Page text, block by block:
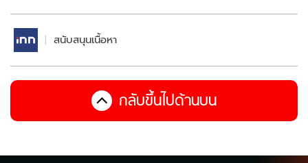
สนับสนุนเนื้อหา
กลับขึ้นไปด้านบน